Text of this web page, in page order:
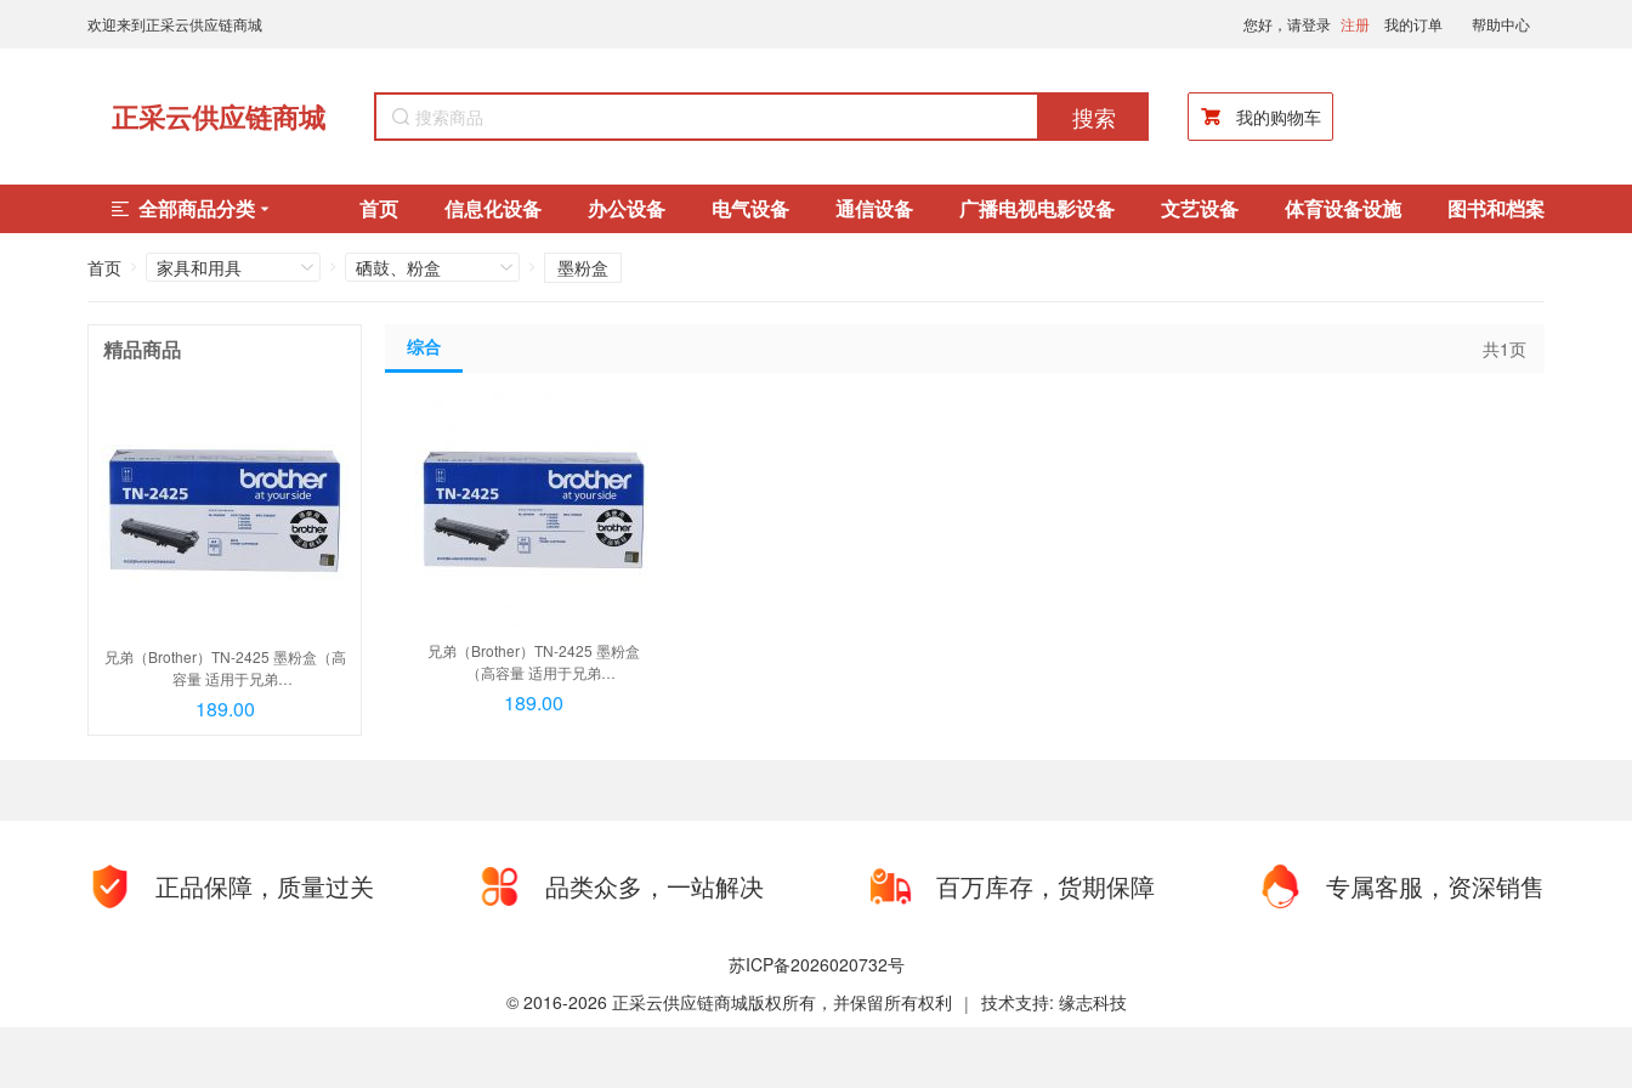
欢迎来到正采云供应链商城 您好，请登录 注册 我的订单 帮助中心
正采云供应链商城 搜索 我的购物车
全部商品分类 首页 信息化设备 办公设备 电气设备 通信设备 广播电视电影设备 文艺设备 体育设备设施 图书和档案
首页 家具和用具 硒鼓、粉盒 墨粉盒
精品商品
兄弟（Brother）TN-2425 墨粉盒（高
容量 适用于兄弟
2595DW/7195DW/7895DW）, TN-
2412
189.00
综合 共1页
兄弟（Brother）TN-2425 墨粉盒
（高容量 适用于兄弟
2595DW/7195DW/7895DW）, TN-
2412
189.00
正品保障，质量过关 品类众多，一站解决 百万库存，货期保障 专属客服，资深销售
苏ICP备2026020732号
© 2016-2026 正采云供应链商城版权所有，并保留所有权利 | 技术支持: 缘志科技